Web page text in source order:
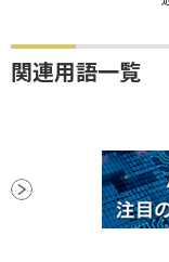
関連用語一覧